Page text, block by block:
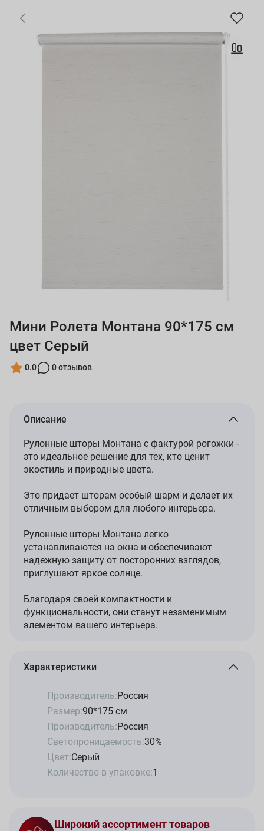
Мини Ролета Монтана 90*175 см
цвет Серый
0.0 0 отзывов
Описание
Рулонные шторы Монтана с фактурой рогожки -
это идеальное решение для тех, кто ценит
экостиль и природные цвета.
Это придает шторам особый шарм и делает их
отличным выбором для любого интерьера.
Рулонные шторы Монтана легко
устанавливаются на окна и обеспечивают
надежную защиту от посторонних взглядов,
приглушают яркое солнце.
Благодаря своей компактности и
функциональности, они станут незаменимым
элементом вашего интерьера.
Характеристики
Производитель:Россия
Размер:90*175 см
Производитель:Россия
Светопроницаемость:30%
Цвет:Серый
Количество в упаковке:1
Широкий ассортимент товаров